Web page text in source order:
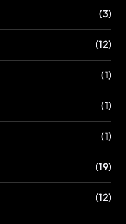
(3)
(12)
(1)
(1)
(1)
(19)
(12)